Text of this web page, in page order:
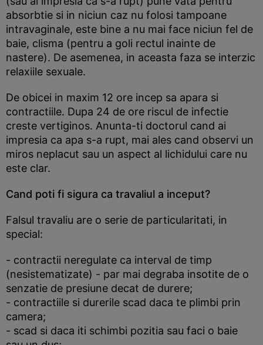
absorbtie si in niciun caz nu folosi tampoane
intravaginale, este bine a nu mai face niciun fel de
baie, clisma (pentru a goli rectul inainte de
nastere). De asemenea, in aceasta faza se interzic
relaxiile sexuale.
De obicei in maxim 12 ore incep sa apara si
contractiile. Dupa 24 de ore riscul de infectie
creste vertiginos. Anunta-ti doctorul cand ai
impresia ca apa s-a rupt, mai ales cand observi un
miros neplacut sau un aspect al lichidului care nu
este clar.
Cand poti fi sigura ca travaliul a inceput?
Falsul travaliu are o serie de particularitati, in
special:
- contractii neregulate ca interval de timp
(nesistematizate) - par mai degraba insotite de o
senzatie de presiune decat de durere;
- contractiile si durerile scad daca te plimbi prin
camera;
- scad si daca iti schimbi pozitia sau faci o baie